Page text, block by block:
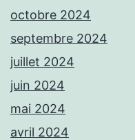
octobre 2024
septembre 2024
juillet 2024
juin 2024
mai 2024
avril 2024